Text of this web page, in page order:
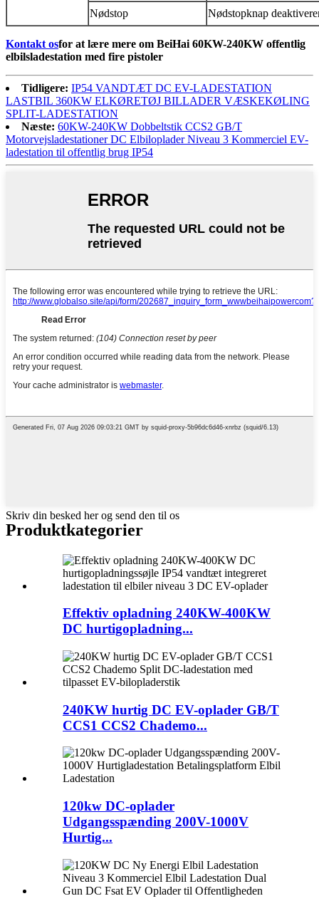
Nødstop
Nødstopknap
Kontakt osfor at lære mere om BeiHai 60KW-240KW offentlig
elbilsladestation med fire pistoler
Tidligere: IP54 VANDTÆT DC EV-LADESTATION
LASTBIL 360KW ELKØRETØJ BILLADER VÆSKEKØLING
SPLIT-LADESTATION
Næste: 60KW-240KW Dobbeltstik CCS2 GB/T
Motorvejsladestationer DC Elbiloplader Niveau 3 Kommerciel EV-
ladestation til offentlig brug IP54
Skriv din besked her og send den til os
Produktkategorier
Effektiv opladning 240KW-400KW
DC hurtigopladning...
240KW hurtig DC EV-oplader GB/T
CCS1 CCS2 Chademo...
120kw DC-oplader
Udgangsspænding 200V-1000V
Hurtig...